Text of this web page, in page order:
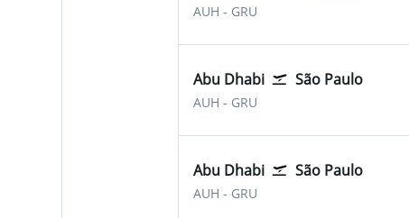
AUH Abu Dhabi Zayed Intl
- GRU
Abu Dhabi São Paulo
AUH Abu Dhabi Zayed Intl
- GRU
Abu Dhabi São Paulo
AUH Abu Dhabi Zayed Intl
- GRU